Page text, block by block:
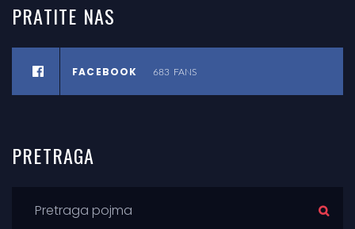
PRATITE NAS
FACEBOOK 683 FANS
PRETRAGA